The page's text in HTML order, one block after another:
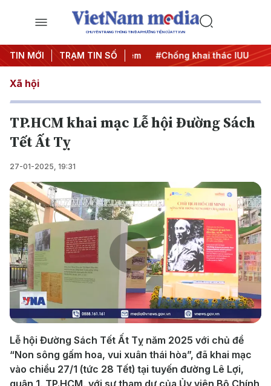
CHUYÊN TRANG THÔNG TIN ĐA PHƯƠNG TIỆN CỦA TTXVN
TIN MỚI TRẠM TIN SỐ
#Chiến dịch 500 ngày đêm #Chống khai thác IUU
Xã hội
TP.HCM khai mạc Lễ hội Đường Sách
Tết Ất Tỵ
27-01-2025, 19:31
Play
Video
Lễ hội Đường Sách Tết Ất Tỵ năm 2025 với chủ đề
“Non sông gấm hoa, vui xuân thái hòa”, đã khai mạc
vào chiều 27/1 (tức 28 Tết) tại tuyến đường Lê Lợi,
quận 1, TP.HCM, với sự tham dự của Ủy viên Bộ Chính